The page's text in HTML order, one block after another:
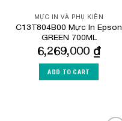
MỰC IN VÀ PHỤ KIỆN
C13T804B00 Mực In Epson
GREEN 700ML
6,269,000 ₫
ADD TO CART